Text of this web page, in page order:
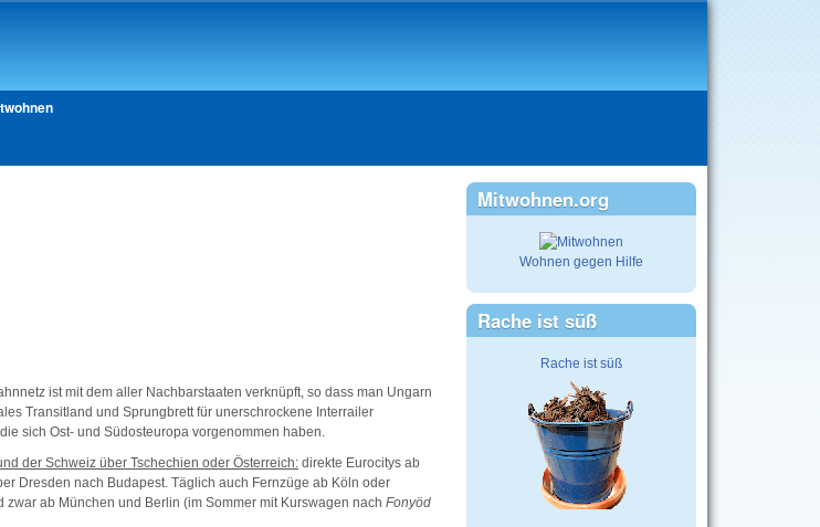
ist mit dem aller Nachbarstaaten verknüpft, so dass man Ungarn
Transitland und Sprungbrett für unerschrockene Interrailer
sich Ost- und Südosteuropa vorgenommen haben.
der Schweiz über Tschechien oder Österreich: direkte Eurocitys ab
Dresden nach Budapest. Täglich auch Fernzüge ab Köln oder
zwar ab München und Berlin (im Sommer mit Kurswagen nach Fonyöd
Mitwohnen.org
Wohnen gegen Hilfe
Rache ist süß
Rache ist süß